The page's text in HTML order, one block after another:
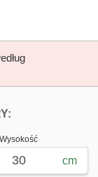
Wysokość
cm